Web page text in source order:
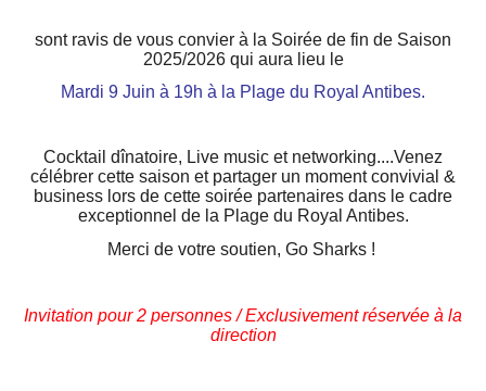
sont ravis de vous convier à la Soirée de fin de Saison
2025/2026qui aura lieu le
Mardi 9 Juin à 19h à la Plage du Royal Antibes.
Cocktail dînatoire, Live music et networking....Venez
célébrer cette saison et partager un moment convivial &
business lors de cette soirée partenaires dans le cadre
exceptionnel de la Plage du Royal Antibes.
Merci de votre soutien, Go Sharks !
Invitation pour 2 personnes / Exclusivement réservée à la
direction